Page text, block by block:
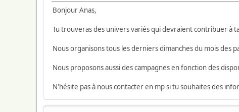
Bonjour Anas,
Tu trouveras des univers variés qui devraient contribuer à
Nous organisons tous les derniers dimanches du mois des
Nous proposons aussi des campagnes en fonction des
N'hésite pas à nous contacter en mp si tu souhaites des